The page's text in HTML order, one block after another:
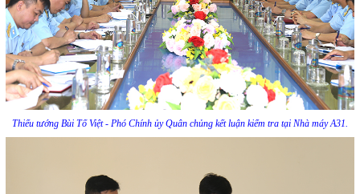
Thiếu tướng Bùi Tố Việt - Phó Chính ủy Quân chủng kết luận kiểm tra tại Nhà máy A31.